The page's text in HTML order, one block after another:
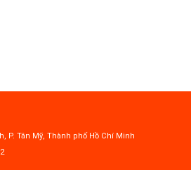
P. Tân Mỹ, Thành phố Hồ Chí Minh